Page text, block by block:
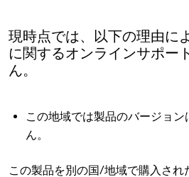
現時点では、以下の理由に
に関するオンラインサポー
ん。
この地域では製品のバージョ
ん。
この製品を別の国/地域で購入され